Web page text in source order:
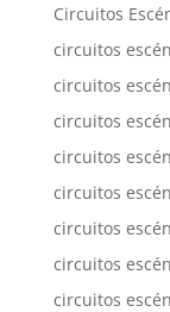
Circuitos
circuitos
circuitos
circuitos
circuitos
circuitos
circuitos
circuitos
circuitos